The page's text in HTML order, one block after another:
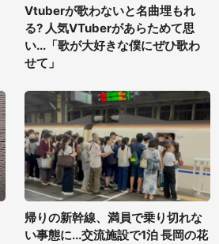
Vtuberが歌わないと名曲埋もれ
る? 人気VTuberがあらためて思
い...「歌が大好きな僕にぜひ歌わ
せて」
帰りの新幹線、満員で乗り切れな
い事態に...交流施設で1泊 長岡の花